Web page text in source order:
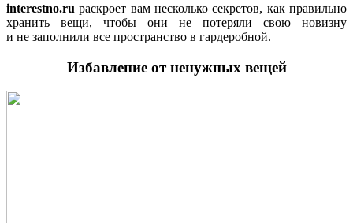
interestno.ru раскроет вам несколько секретов, как правильно
хранить вещи, чтобы они не потеряли свою новизну
и не заполнили все пространство в гардеробной.
Избавление от ненужных вещей